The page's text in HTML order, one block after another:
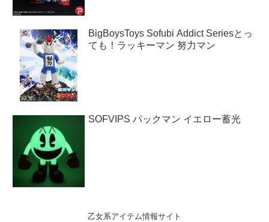
BigBoysToys Sofubi Addict Seriesとっ
ても！ラッキーマン 努力マン
SOFVIPS パックマン イエロー蓄光
乙女系アイテム情報サイト